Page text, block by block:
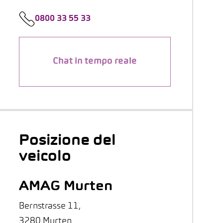
0800 33 55 33
Chat in tempo reale
Posizione del
veicolo
AMAG Murten
Bernstrasse 11,
3280 Murten